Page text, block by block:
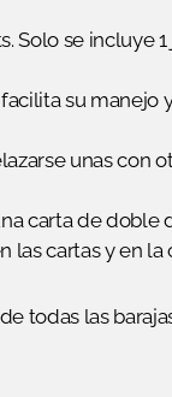
se incluye
su
unas con
carta de doble
las cartas y en la
todas las